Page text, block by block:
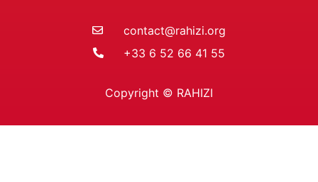
contact@rahizi.org
+33 6 52 66 41 55
Copyright © RAHIZI